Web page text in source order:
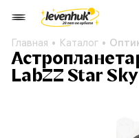
Главная Каталог
LabZZ Star